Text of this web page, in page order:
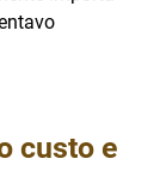
custo e